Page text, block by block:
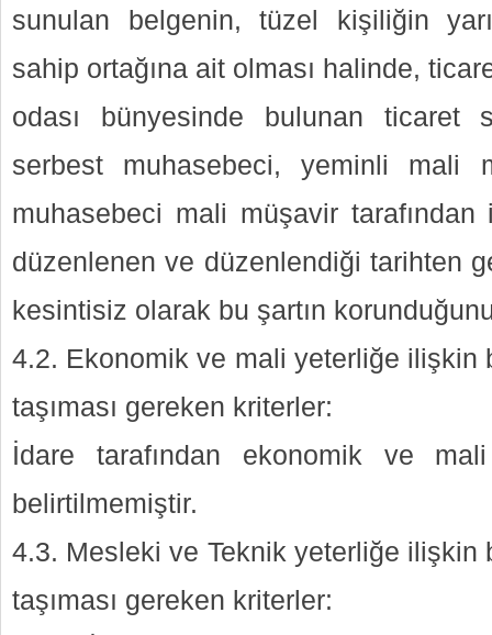
sunulan belgenin, tüzel kişiliğin
sahip ortağına ait olması halinde,
odası bünyesinde bulunan ticaret
serbest muhasebeci, yeminli mali
muhasebeci mali müşavir
düzenlenen ve düzenlendiği tarihten
kesintisiz olarak bu şartın
4.2. Ekonomik ve mali yeterliğe ilişkin
taşıması gereken kriterler:
İdare tarafından ekonomik ve
belirtilmemiştir.
4.3. Mesleki ve Teknik yeterliğe ilişkin
taşıması gereken kriterler: